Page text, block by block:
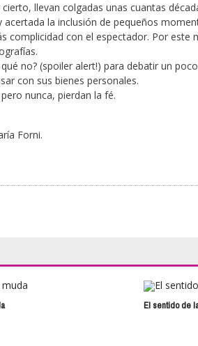
llevan colgadas unas cuantas
acertada la inclusión de pequeños
complicidad con el espectador. Por este
no? (spoiler alert!) para debatir un
con sus bienes personales.
nunca, pierdan la fé.
Forni.
El sentido de